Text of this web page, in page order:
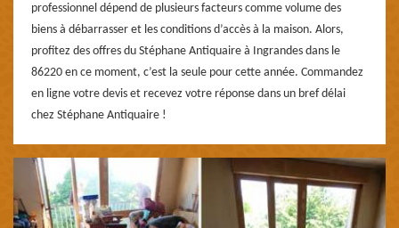
professionnel dépend de plusieurs facteurs comme volume des
biens à débarrasser et les conditions d’accès à la maison. Alors,
profitez des offres du Stéphane Antiquaire à Ingrandes dans le
86220 en ce moment, c’est la seule pour cette année. Commandez
en ligne votre devis et recevez votre réponse dans un bref délai
chez Stéphane Antiquaire !